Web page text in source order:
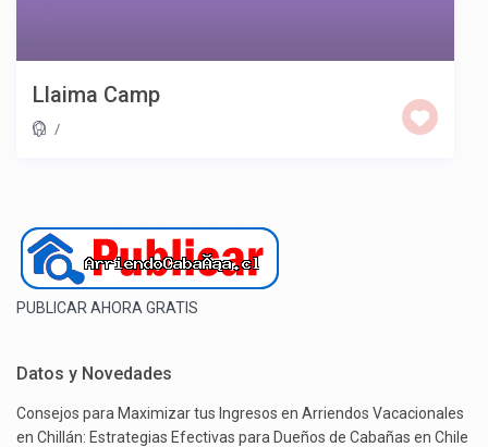
Llaima Camp
/
PUBLICAR AHORA GRATIS
Datos y Novedades
Consejos para Maximizar tus Ingresos en Arriendos Vacacionales
en Chillán: Estrategias Efectivas para Dueños de Cabañas en Chile